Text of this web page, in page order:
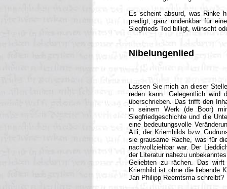
Es scheint absurd, was Rinke
predigt, ganz undenkbar für
Siegfrieds Tod billigt, wünscht
Nibelungenlied
Lassen Sie mich an dieser
reden kann. Gelegentlich wird
überschrieben. Das trifft den
in seinem Werk (de Boor)
Siegfriedgeschichte und die
eine bedeutungsvolle
Atli, der Kriemhilds bzw.
sie grausame Rache, was für
nachvollziehbar war. Der
der Literatur nahezu
Geliebten zu rächen. Das
Kriemhild ist ohne die liebende
Jan Philipp Reemtsma schreibt?